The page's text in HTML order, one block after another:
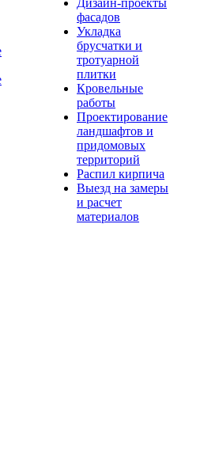
Дизайн-проекты
фасадов
Укладка
брусчатки и
тротуарной
плитки
Кровельные
работы
Проектирование
ландшафтов и
придомовых
территорий
Распил кирпича
Выезд на замеры
и расчет
материалов